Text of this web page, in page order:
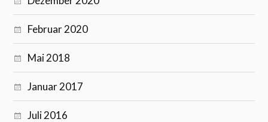
Februar 2020
Mai 2018
Januar 2017
Juli 2016